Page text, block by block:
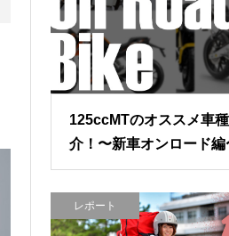
125ccMTのオススメ車
介！〜新車オンロード編
レポート